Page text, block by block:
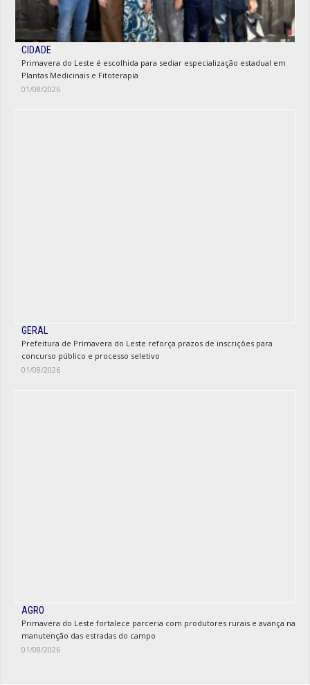
CIDADE
Primavera do Leste é escolhida para sediar especialização estadual em
Plantas Medicinais e Fitoterapia
01/08/2026
GERAL
Prefeitura de Primavera do Leste reforça prazos de inscrições para
concurso público e processo seletivo
01/08/2026
AGRO
Primavera do Leste fortalece parceria com produtores rurais e avança na
manutenção das estradas do campo
01/08/2026